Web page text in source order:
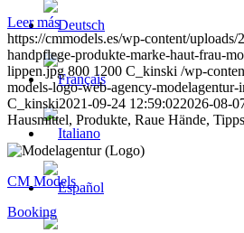
Leer más
https://cmmodels.es/wp-content/
handpflege-produkte-marke-haut-frau-
lippen.jpg 800 1200 C_kinski /wp-
models-logo-web-agency-modelagentur-
C_kinski2021-09-24 12:59:022026-08-
Hausmittel, Produkte, Raue Hände,
CM Models
Booking